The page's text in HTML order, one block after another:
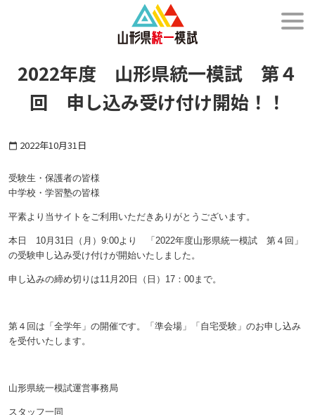
2022年度 山形県統一模試 第４
回 申し込み受け付け開始！！
calendar_today 2022年10月31日
受験生・保護者の皆様
中学校・学習塾の皆様
平素より当サイトをご利用いただきありがとうございます。
本日 10月31日（月）9:00より 「2022年度山形県統一模試 第４回」
の受験申し込み受け付けが開始いたしました。
申し込みの締め切りは11月20日（日）17：00まで。
第４回は「全学年」の開催です。「準会場」「自宅受験」のお申し込み
を受付いたします。
山形県統一模試運営事務局
スタッフ一同